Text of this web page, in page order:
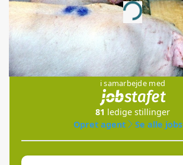
Loading...
Jobs
i samarbejde med
81 ledige stillinger
Opret agent
Se alle jobs